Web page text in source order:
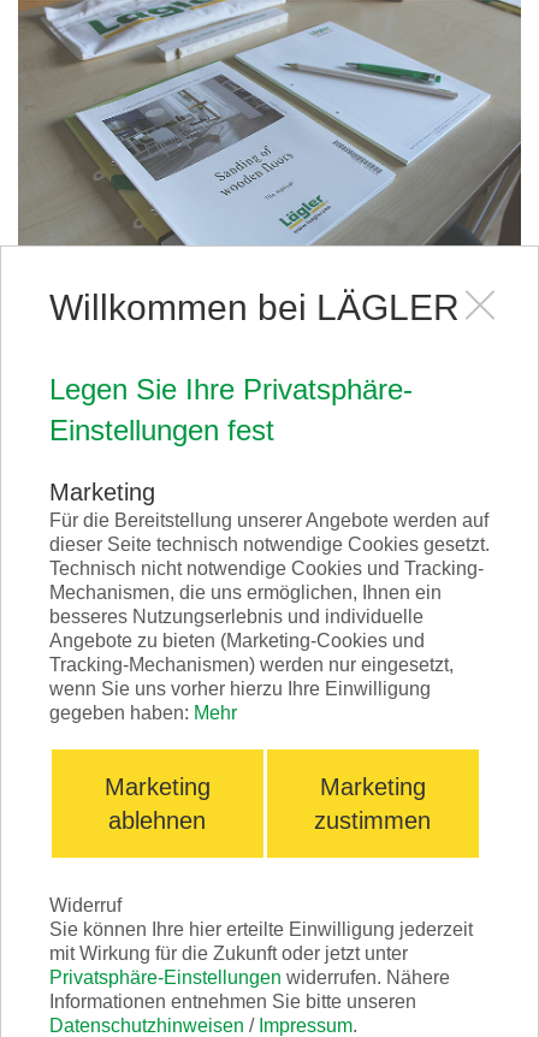
PST-Seminare - weltweit
Premium-Schleif-Technik
funktioniert überall
Die Veranstaltung für Kunden aus der
ganzen Welt bei uns im Werk
Willkommen bei LÄGLER
Legen Sie Ihre Privatsphäre-
Einstellungen fest
Marketing
Für die Bereitstellung unserer Angebote werden auf
dieser Seite technisch notwendige Cookies gesetzt.
Technisch nicht notwendige Cookies und Tracking-
Mechanismen, die uns ermöglichen, Ihnen ein
besseres Nutzungserlebnis und individuelle
Angebote zu bieten (Marketing-Cookies und
Tracking-Mechanismen) werden nur eingesetzt,
wenn Sie uns vorher hierzu Ihre Einwilligung
gegeben haben: Mehr
Marketing
ablehnen
Marketing
zustimmen
Widerruf
Sie können Ihre hier erteilte Einwilligung jederzeit
mit Wirkung für die Zukunft oder jetzt unter
Privatsphäre-Einstellungen widerrufen. Nähere
Informationen entnehmen Sie bitte unseren
Datenschutzhinweisen / Impressum.